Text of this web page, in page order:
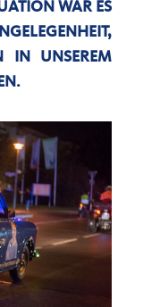
WAR ES
IN UNSEREM